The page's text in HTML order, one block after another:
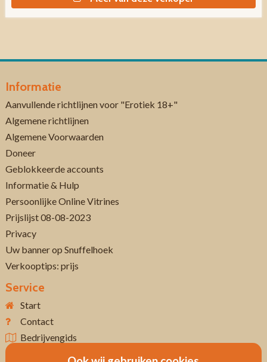
Informatie
Aanvullende richtlijnen voor "Erotiek 18+"
Algemene richtlijnen
Algemene Voorwaarden
Doneer
Geblokkeerde accounts
Informatie & Hulp
Persoonlijke Online Vitrines
Prijslijst 08-08-2023
Privacy
Uw banner op Snuffelhoek
Verkooptips: prijs
Service
Start
Contact
Bedrijvengids